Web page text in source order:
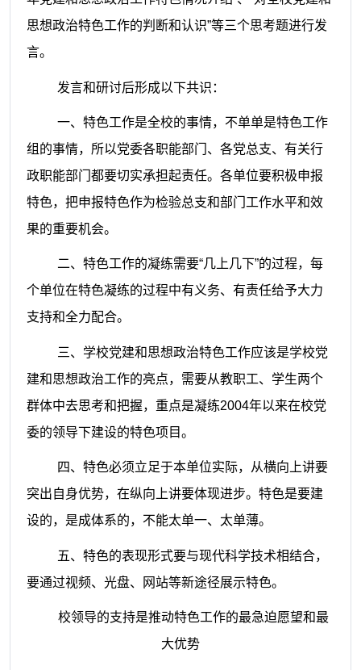
思想政治特色工作的判断和认识”等三个思考题进行发
言。
发言和研讨后形成以下共识：
一、特色工作是全校的事情，不单单是特色工作
组的事情，所以党委各职能部门、各党总支、有关行
政职能部门都要切实承担起责任。各单位要积极申报
特色，把申报特色作为检验总支和部门工作水平和效
果的重要机会。
二、特色工作的凝练需要“几上几下”的过程，每
个单位在特色凝练的过程中有义务、有责任给予大力
支持和全力配合。
三、学校党建和思想政治特色工作应该是学校党
建和思想政治工作的亮点，需要从教职工、学生两个
群体中去思考和把握，重点是凝练2004年以来在校党
委的领导下建设的特色项目。
四、特色必须立足于本单位实际，从横向上讲要
突出自身优势，在纵向上讲要体现进步。特色是要建
设的，是成体系的，不能太单一、太单薄。
五、特色的表现形式要与现代科学技术相结合，
要通过视频、光盘、网站等新途径展示特色。
校领导的支持是推动特色工作的最急迫愿望和最
大优势